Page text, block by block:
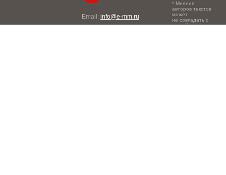
Email: info@e-mm.ru
* Мнение
авторов текстов
может
не совпадать с
точкой зрения